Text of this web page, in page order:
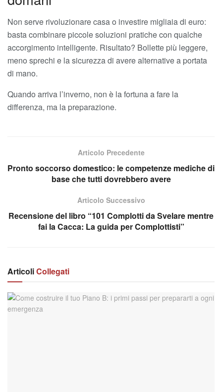
Non serve rivoluzionare casa o investire migliaia di euro:
basta combinare piccole soluzioni pratiche con qualche
accorgimento intelligente. Risultato? Bollette più leggere,
meno sprechi e la sicurezza di avere alternative a portata
di mano.
Quando arriva l’inverno, non è la fortuna a fare la
differenza, ma la preparazione.
Articolo Precedente
Pronto soccorso domestico: le competenze mediche di
base che tutti dovrebbero avere
Articolo Successivo
Recensione del libro “101 Complotti da Svelare mentre
fai la Cacca: La guida per Complottisti”
ArticoliCollegati